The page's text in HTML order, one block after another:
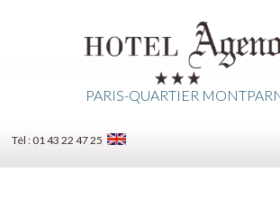
PARIS-QUARTIER
Tél : 01 43 22 47 25